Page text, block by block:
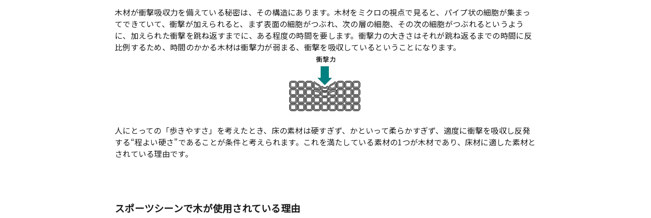
木材が衝撃吸収力を備えている秘密は、その構造にあります。木材をミクロの視点で見ると、パイプ状の細胞が集まっ
てできていて、衝撃が加えられると、まず表面の細胞がつぶれ、次の層の細胞、その次の細胞がつぶれるというよう
に、加えられた衝撃を跳ね返すまでに、ある程度の時間を要します。衝撃力の大きさはそれが跳ね返るまでの時間に反
比例するため、時間のかかる木材は衝撃力が弱まる、衝撃を吸収しているということになります。
人にとっての「歩きやすさ」を考えたとき、床の素材は硬すぎず、かといって柔らかすぎず、適度に衝撃を吸収し反発
する“程よい硬さ”であることが条件と考えられます。これを満たしている素材の1つが木材であり、床材に適した素材と
されている理由です。
スポーツシーンで木が使用されている理由